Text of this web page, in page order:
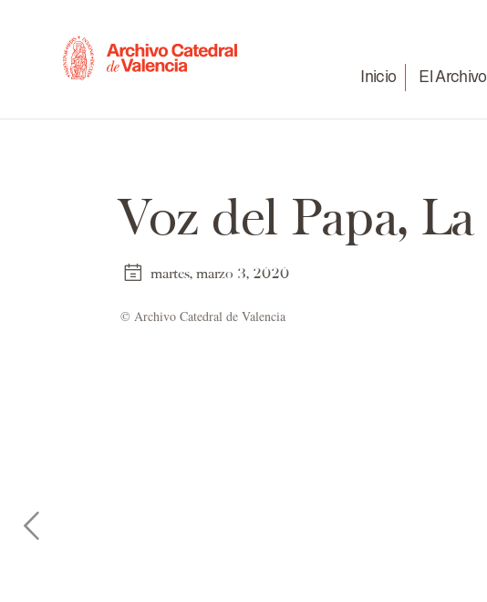
Inicio El Archivo
Voz del Papa, La
martes, marzo 3, 2020
© Ar­chi­vo Ca­te­dral de Va­len­cia